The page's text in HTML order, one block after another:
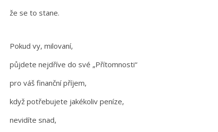
že se to stane.
Pokud vy, milovaní,
půjdete nejdříve do své „Přítomnosti“
pro váš finanční příjem,
když potřebujete jakékoliv peníze,
nevidíte snad,